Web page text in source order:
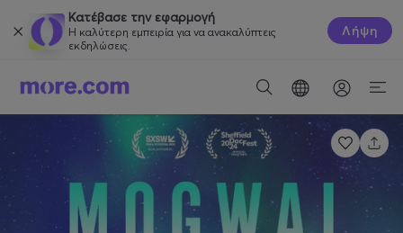
Κατέβασε την εφαρμογή
Η καλύτερη εμπειρία για να ανακαλύπτεις
εκδηλώσεις.
Λήψη